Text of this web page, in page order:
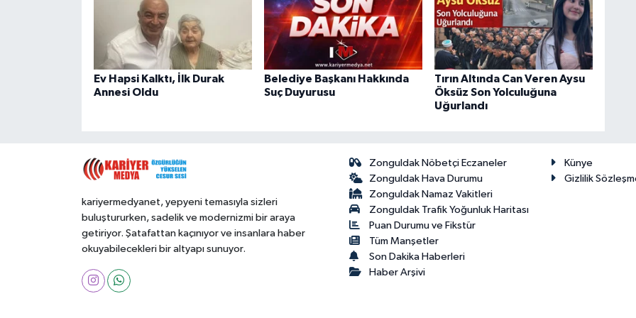
Ev Hapsi Kalktı, İlk Durak
Annesi Oldu
Belediye Başkanı Hakkında
Suç Duyurusu
Tırın Altında Can Veren Aysu
Öksüz Son Yolculuğuna
Uğurlandı
kariyermedyanet, yepyeni temasıyla sizleri
buluştururken, sadelik ve modernizmi bir araya
getiriyor. Şatafattan kaçınıyor ve insanlara haber
okuyabilecekleri bir altyapı sunuyor.
Zonguldak Nöbetçi Eczaneler
Zonguldak Hava Durumu
Zonguldak Namaz Vakitleri
Zonguldak Trafik Yoğunluk Haritası
Puan Durumu ve Fikstür
Tüm Manşetler
Son Dakika Haberleri
Haber Arşivi
Künye
Gizlilik